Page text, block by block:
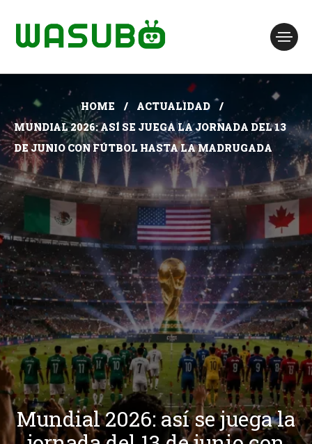
HOME
ACTUALIDAD
MUNDIAL 2026: ASÍ SE JUEGA LA JORNADA DEL 13
DE JUNIO CON FÚTBOL HASTA LA MADRUGADA
Mundial 2026: así se juega la